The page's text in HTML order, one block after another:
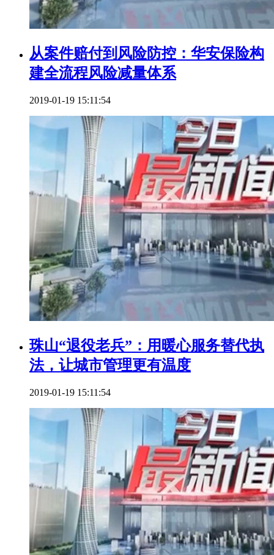
从案件赔付到风险防控：华安保险构
建全流程风险减量体系
2019-01-19 15:11:54
珠山“退役老兵”：用暖心服务替代执
法，让城市管理更有温度
2019-01-19 15:11:54